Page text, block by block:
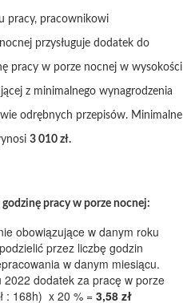
pracy, pracownikowi
przysługuje dodatek do
pracy w porze nocnej w wysokości
z minimalnego wynagrodzenia
odrębnych przepisów. Minimalne
3 010 zł.
pracy w porze nocnej:
obowiązujące w danym roku
przez liczbę godzin
w danym miesiącu.
2022 dodatek za pracę w porze
: 168h) x 20 % = 3,58 zł